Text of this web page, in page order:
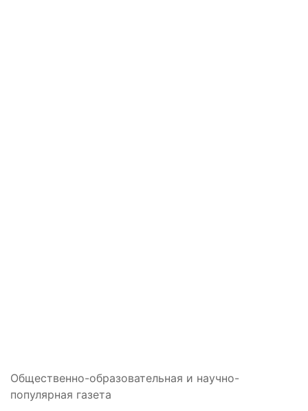
Общественно-образовательная и научно-
популярная газета